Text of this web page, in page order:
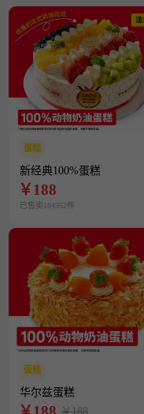
蛋糕
新经典100%蛋糕
￥188
已售卖184952件
蛋糕
华尔兹蛋糕
￥188